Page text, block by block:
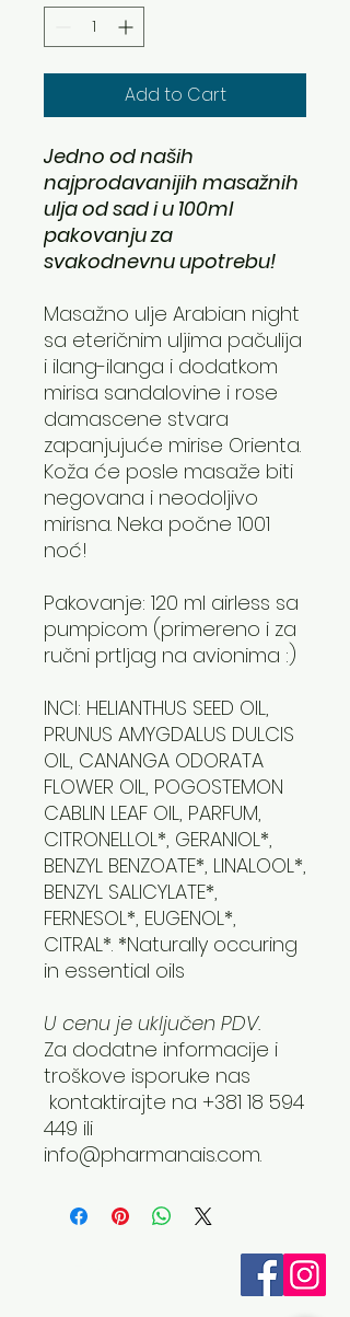
Add to Cart
Jedno od naših
najprodavanijih masažnih
ulja od sad i u 100ml
pakovanju za
svakodnevnu upotrebu!
Masažno ulje Arabian night
sa eteričnim uljima pačulija
i ilang-ilanga i dodatkom
mirisa sandalovine i rose
damascene stvara
zapanjujuće mirise Orienta.
Koža će posle masaže biti
negovana i neodoljivo
mirisna. Neka počne 1001
noć!
Pakovanje: 120 ml airless sa
pumpicom (primereno i za
ručni prtljag na avionima :)
INCI: HELIANTHUS SEED OIL,
PRUNUS AMYGDALUS DULCIS
OIL, CANANGA ODORATA
FLOWER OIL, POGOSTEMON
CABLIN LEAF OIL, PARFUM,
CITRONELLOL*, GERANIOL*,
BENZYL BENZOATE*, LINALOOL*,
BENZYL SALICYLATE*,
FERNESOL*, EUGENOL*,
CITRAL*. *Naturally occuring
in essential oils
U cenu je uključen PDV.
Za dodatne informacije i
troškove isporuke nas
kontaktirajte na +381 18 594
449 ili
info@pharmanais.com.